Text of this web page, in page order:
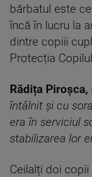
bărbatul este
încă în lucru la
dintre copiii
Protecția
Rădița
întâlnit și cu
era în serviciul
stabilizarea lor
Ceilalți doi